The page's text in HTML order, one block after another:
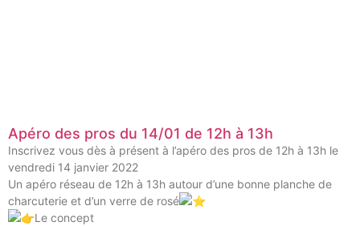
Apéro des pros du 14/01 de 12h à 13h
Inscrivez vous dès à présent à l’apéro des pros de 12h à 13h le
vendredi 14 janvier 2022
Un apéro réseau de 12h à 13h autour d’une bonne planche de
charcuterie et d’un verre de rosé
Le concept